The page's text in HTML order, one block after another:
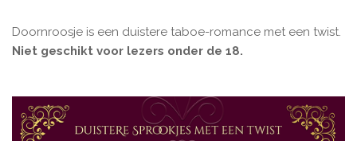
Doornroosje is een duistere taboe-romance met een twist.
Niet geschikt voor lezers onder de 18.